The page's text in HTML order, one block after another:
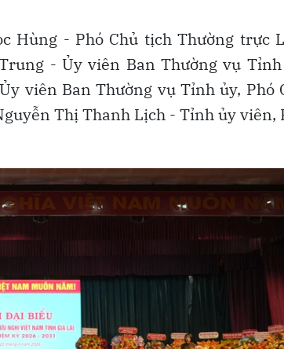
Hùng - Phó Chủ tịch Thường trực
- Ủy viên Ban Thường vụ Tỉnh
viên Ban Thường vụ Tỉnh ủy, Phó
Thị Thanh Lịch - Tỉnh ủy viên,